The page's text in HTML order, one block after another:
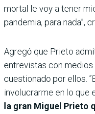
mortal le voy a tener
pandemia, para nada”,
Agregó que Prieto
entrevistas con medios
cuestionado por ellos.
involucrarme en lo que
la gran Miguel Prieto